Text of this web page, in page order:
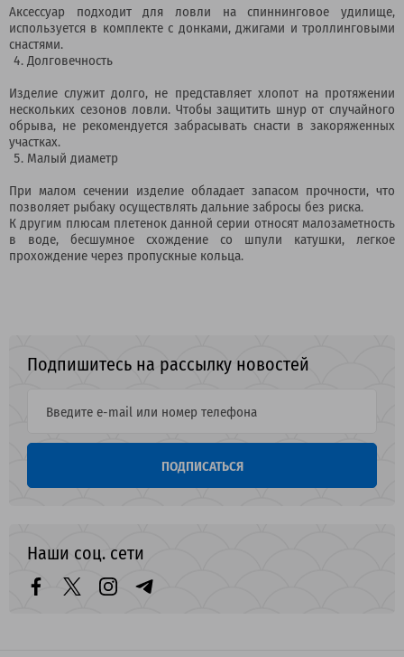
Аксессуар подходит для ловли на спиннинговое удилище,
используется в комплекте с донками, джигами и троллинговыми
снастями.
Долговечность
Изделие служит долго, не представляет хлопот на протяжении
нескольких сезонов ловли. Чтобы защитить шнур от случайного
обрыва, не рекомендуется забрасывать снасти в закоряженных
участках.
Малый диаметр
При малом сечении изделие обладает запасом прочности, что
позволяет рыбаку осуществлять дальние забросы без риска.
К другим плюсам плетенок данной серии относят малозаметность
в воде, бесшумное схождение со шпули катушки, легкое
прохождение через пропускные кольца.
Подпишитесь на рассылку новостей
ПОДПИСАТЬСЯ
Наши соц. сети